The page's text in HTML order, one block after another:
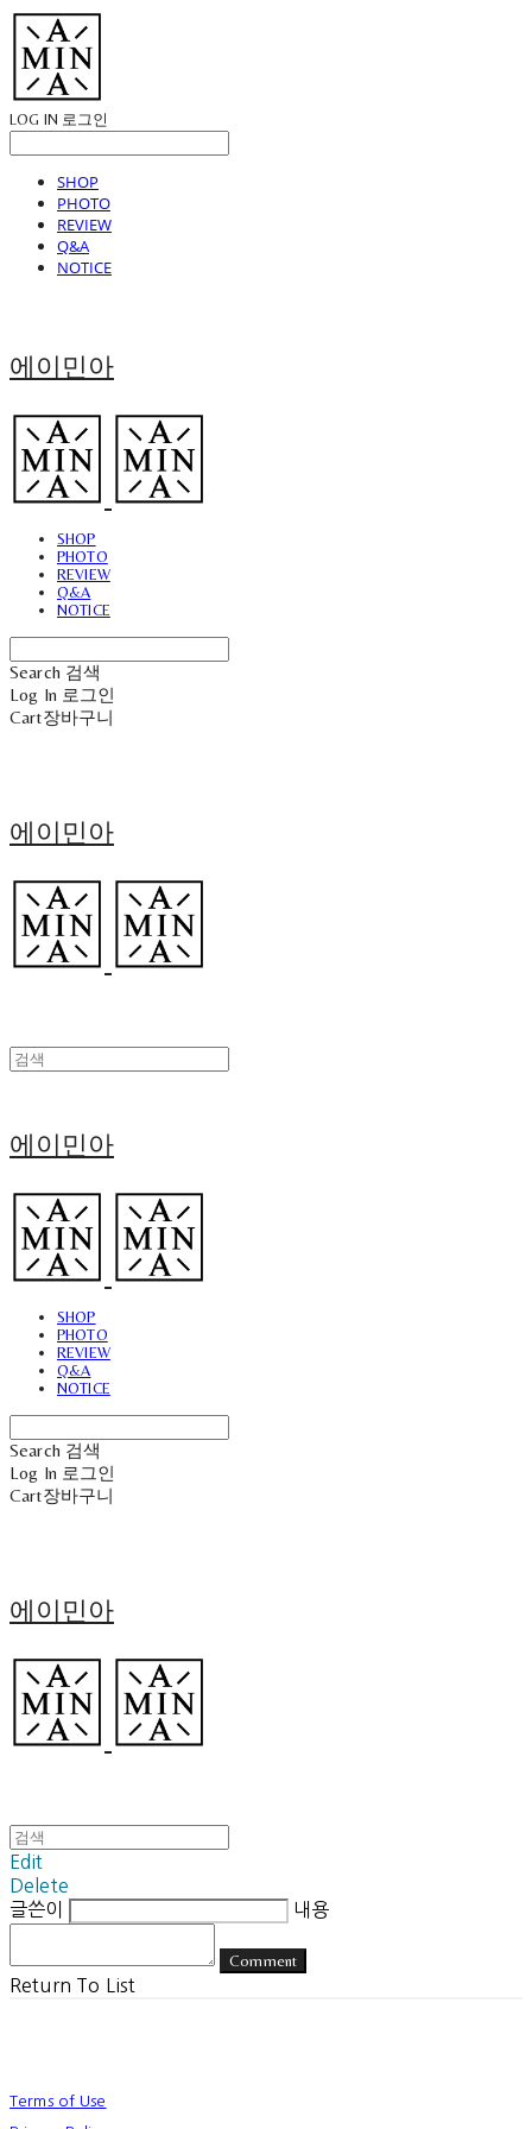
LOG IN 로그인
SHOP
PHOTO
REVIEW
Q&A
NOTICE
에이민아
SHOP
PHOTO
REVIEW
Q&A
NOTICE
Search 검색
Log In 로그인
Cart장바구니
에이민아
에이민아
SHOP
PHOTO
REVIEW
Q&A
NOTICE
Search 검색
Log In 로그인
Cart장바구니
에이민아
Edit
Delete
글쓴이
내용
Comment
Return To List
Terms of Use